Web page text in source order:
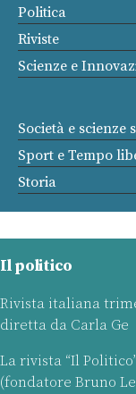
Politica
Riviste
Scienze e
Società e scienze
Sport e Tempo
Storia
Il politico
Rivista italiana
diretta da Carla Ge
La rivista “Il
(fondatore Bruno